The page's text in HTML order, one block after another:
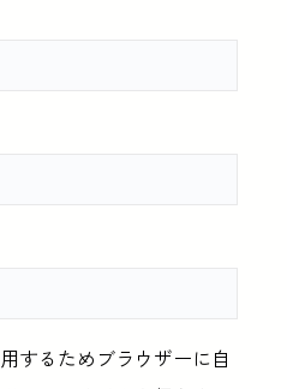
するためブラウザーに自